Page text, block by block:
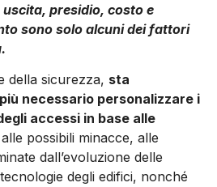
presidio, costo e
sono solo alcuni dei fattori
della sicurezza, sta
necessario personalizzare i
accessi in base alle
possibili minacce, alle
dall’evoluzione delle
degli edifici, nonché